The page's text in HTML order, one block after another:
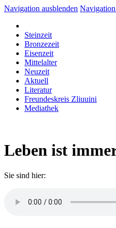
Navigation ausblenden
Steinzeit
Bronzezeit
Eisenzeit
Mittelalter
Neuzeit
Aktuell
Literatur
Freundeskreis Zliuuini
Mediathek
Leben ist
Sie sind hier: